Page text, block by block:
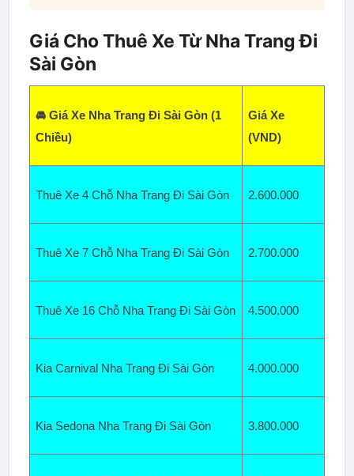
Giá Cho Thuê Xe Từ Nha Trang Đi
Sài Gòn
🚘 Giá Xe Nha Trang Đi Sài Gòn (1
Chiều)
Giá Xe
(VND)
Thuê Xe 4 Chỗ Nha Trang Đi Sài Gòn 2.600.000
Thuê Xe 7 Chỗ Nha Trang Đi Sài Gòn 2.700.000
Thuê Xe 16 Chỗ Nha Trang Đi Sài Gòn 4.500.000
Kia Carnival Nha Trang Đi Sài Gòn 4.000.000
Kia Sedona Nha Trang Đi Sài Gòn 3.800.000